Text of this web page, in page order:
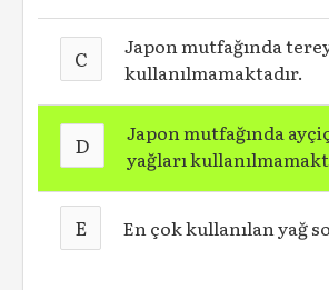
C
Japon mutfağında
kullanılmamaktadır.
D
Japon mutfağında
yağları
E En çok kullanılan yağ